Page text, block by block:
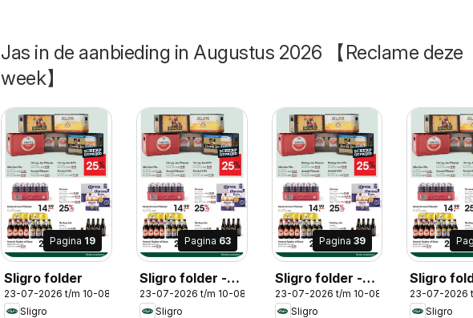
Jas in de aanbieding in Augustus 2026 【Reclame deze
week】
Pagina 19
Sligro folder
23-07-2026 t/m 10-08-2026
Sligro
Pagina 63
Sligro folder -
WRCP Special
23-07-2026 t/m 10-08-2026
Sligro
Pagina39
Sligro folder -
Spaarfolder
23-07-2026 t/m 10-08-2026
Sligro
Sligro
Wijn
23-07-2026
Sligro